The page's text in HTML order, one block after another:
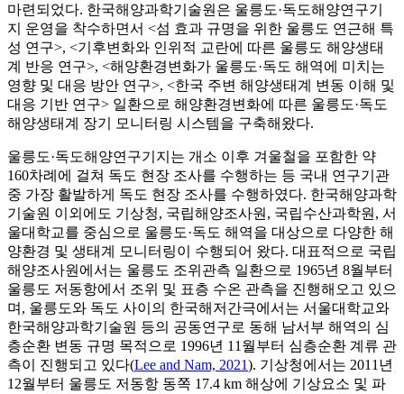
마련되었다. 한국해양과학기술원은 울릉도·독도해양연구기
지 운영을 착수하면서 <섬 효과 규명을 위한 울릉도 연근해 특
성 연구>, <기후변화와 인위적 교란에 따른 울릉도 해양생태
계 반응 연구>, <해양환경변화가 울릉도·독도 해역에 미치는
영향 및 대응 방안 연구>, <한국 주변 해양생태계 변동 이해 및
대응 기반 연구> 일환으로 해양환경변화에 따른 울릉도·독도
해양생태계 장기 모니터링 시스템을 구축해왔다.
울릉도·독도해양연구기지는 개소 이후 겨울철을 포함한 약
160차례에 걸쳐 독도 현장 조사를 수행하는 등 국내 연구기관
중 가장 활발하게 독도 현장 조사를 수행하였다. 한국해양과학
기술원 이외에도 기상청, 국립해양조사원, 국립수산과학원, 서
울대학교를 중심으로 울릉도·독도 해역을 대상으로 다양한 해
양환경 및 생태계 모니터링이 수행되어 왔다. 대표적으로 국립
해양조사원에서는 울릉도 조위관측 일환으로 1965년 8월부터
울릉도 저동항에서 조위 및 표층 수온 관측을 진행해오고 있으
며, 울릉도와 독도 사이의 한국해저간극에서는 서울대학교와
한국해양과학기술원 등의 공동연구로 동해 남서부 해역의 심
층순환 변동 규명 목적으로 1996년 11월부터 심층순환 계류 관
측이 진행되고 있다(Lee and Nam, 2021). 기상청에서는 2011년
12월부터 울릉도 저동항 동쪽 17.4 km 해상에 기상요소 및 파